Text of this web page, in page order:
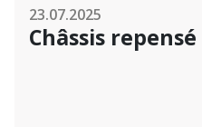
23.07.2025
Châssis repensé